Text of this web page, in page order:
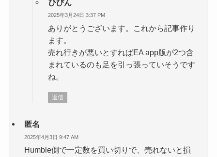
ひびん
2025年3月24日 3:37 PM
ありがとうございます。これから記事作り
ます。
売れ行きが悪いとすればEA app版が2つ含
まれているのも足を引っ張っていそうです
ね。
返信
匿名
2025年4月3日 9:47 AM
Humble側で一定数を買い切りで、売れないと損